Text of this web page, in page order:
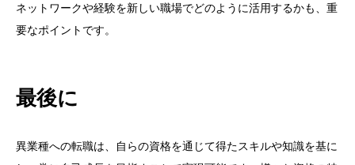
ネットワークや経験を新しい職場でどのように活用するかも、重
要なポイントです。
最後に
異業種への転職は、自らの資格を通じて得たスキルや知識を基に